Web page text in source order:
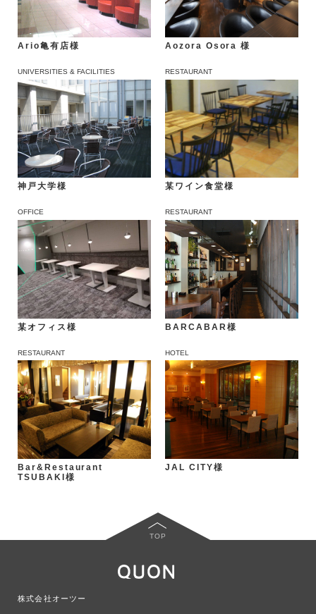
Ario亀有店様 Aozora Osora 様
神戸大学様
UNIVERSITIES & FACILITIES
某ワイン食堂様
RESTAURANT
某オフィス様
OFFICE
BARCABAR様
RESTAURANT
Bar&Restaurant
TSUBAKI様
RESTAURANT
JAL CITY様
HOTEL
TOP
株式会社オーツー